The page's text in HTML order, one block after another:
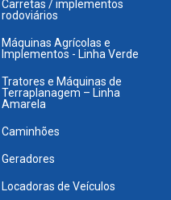
Carretas / implementos
rodoviários
Máquinas Agrícolas e
Implementos - Linha Verde
Tratores e Máquinas de
Terraplanagem – Linha
Amarela
Caminhões
Geradores
Locadoras de Veículos